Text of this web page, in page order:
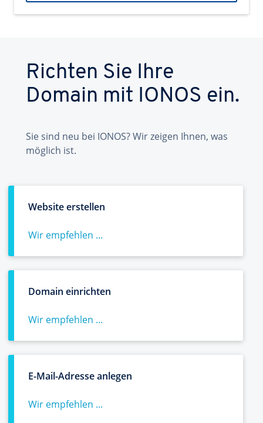
Richten Sie Ihre
Domain mit IONOS ein.
Sie sind neu bei IONOS? Wir zeigen Ihnen, was
möglich ist.
Website erstellen
Wir empfehlen ...
Domain einrichten
Wir empfehlen ...
E-Mail-Adresse anlegen
Wir empfehlen ...